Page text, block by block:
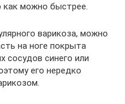
как можно быстрее.
варикоза, можно
на ноге покрыта
сосудов синего или
его нередко